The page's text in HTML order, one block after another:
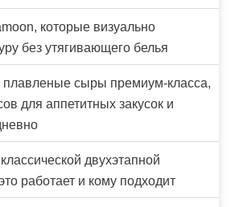
которые визуально
без утягивающего белья
плавленые сыры премиум-класса,
для аппетитных закусок и
двухэтапной
работает и кому подходит